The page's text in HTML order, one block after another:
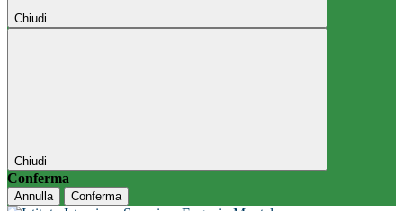
Chiudi
Chiudi
Conferma
Annulla Conferma